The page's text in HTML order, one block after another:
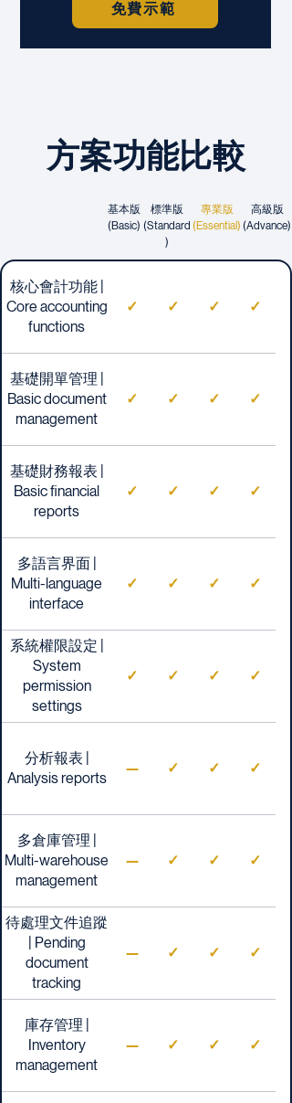
免費示範
方案功能比較
基本版
(Basic)
標準版
(Standard
)
專業版
(Essential)
高級版
(Advance)
核心會計功能 |
Core accounting
functions
✓ ✓ ✓ ✓
基礎開單管理 |
Basic document
management
✓ ✓ ✓ ✓
基礎財務報表 |
Basic financial
reports
✓ ✓ ✓ ✓
多語言界面 |
Multi-language
interface
✓ ✓ ✓ ✓
系統權限設定 |
System
permission
settings
✓ ✓ ✓ ✓
分析報表 |
Analysis reports
— ✓ ✓ ✓
多倉庫管理 |
Multi-warehouse
management
— ✓ ✓ ✓
待處理文件追蹤
| Pending
document
tracking
— ✓ ✓ ✓
庫存管理 |
Inventory
management
— ✓ ✓ ✓